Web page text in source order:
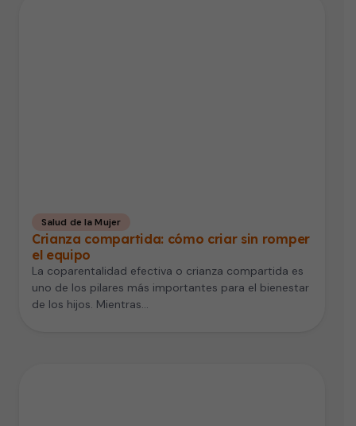
Salud de la Mujer
Crianza compartida: cómo criar sin romper
el equipo
La coparentalidad efectiva o crianza compartida es
uno de los pilares más importantes para el bienestar
de los hijos. Mientras…